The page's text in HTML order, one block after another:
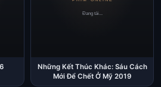
Những Kết Thúc Khác: Sáu Cách
Mới Để Chết Ở Mỹ 2019